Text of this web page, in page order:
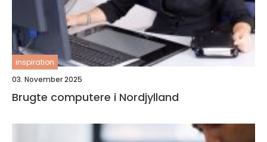
inspiration
03. November 2025
Brugte computere i Nordjylland